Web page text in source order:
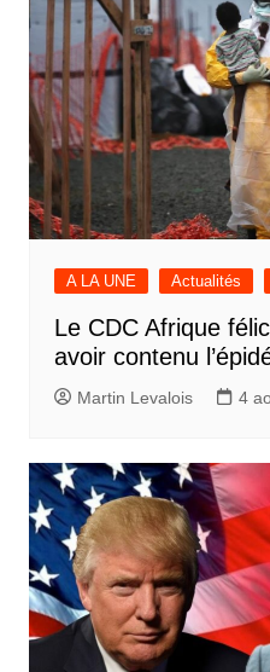
A LA UNE Actualités
Le CDC Afrique
avoir contenu
Martin Levalois 4